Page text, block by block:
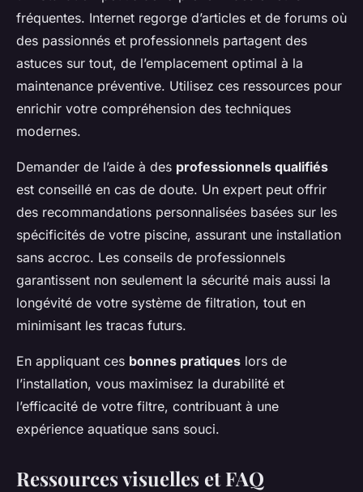
fréquentes. Internet regorge d’articles et de forums où
des passionnés et professionnels partagent des
astuces sur tout, de l’emplacement optimal à la
maintenance préventive. Utilisez ces ressources pour
enrichir votre compréhension des techniques
modernes.
Demander de l’aide à des professionnels qualifiés
est conseillé en cas de doute. Un expert peut offrir
des recommandations personnalisées basées sur les
spécificités de votre piscine, assurant une installation
sans accroc. Les conseils de professionnels
garantissent non seulement la sécurité mais aussi la
longévité de votre système de filtration, tout en
minimisant les tracas futurs.
En appliquant ces bonnes pratiques lors de
l’installation, vous maximisez la durabilité et
l’efficacité de votre filtre, contribuant à une
expérience aquatique sans souci.
Ressources visuelles et FAQ